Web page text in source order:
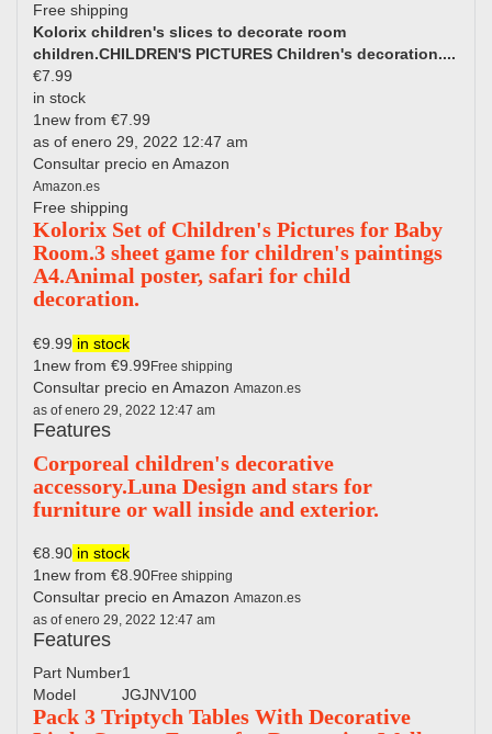
Free shipping
Kolorix children's slices to decorate room
children.CHILDREN'S PICTURES Children's decoration....
€7.99
in stock
1new from €7.99
as of enero 29, 2022 12:47 am
Consultar precio en Amazon
Amazon.es
Free shipping
Kolorix Set of Children's Pictures for Baby
Room.3 sheet game for children's paintings
A4.Animal poster, safari for child
decoration.
€9.99 in stock
1new from €9.99Free shipping
Consultar precio en Amazon Amazon.es
as of enero 29, 2022 12:47 am
Features
Corporeal children's decorative
accessory.Luna Design and stars for
furniture or wall inside and exterior.
€8.90 in stock
1new from €8.90Free shipping
Consultar precio en Amazon Amazon.es
as of enero 29, 2022 12:47 am
Features
Part Number1
Model
JGJNV100
Pack 3 Triptych Tables With Decorative